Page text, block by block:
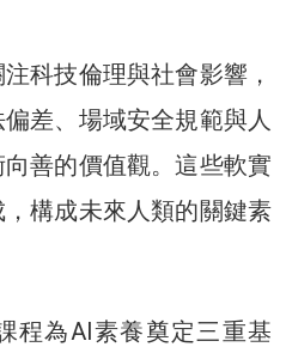
科技倫理與社會影響，
差、場域安全規範與人
善的價值觀。這些軟實
構成未來人類的關鍵素
程為AI素養奠定三重基